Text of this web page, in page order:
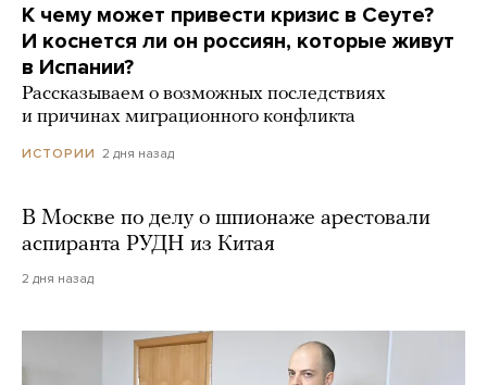
К чему может привести кризис в Сеуте?
И коснется ли он россиян, которые живут
в Испании?
Рассказываем о возможных последствиях
и причинах миграционного конфликта
ИСТОРИИ 2 дня назад
В Москве по делу о шпионаже арестовали
аспиранта РУДН из Китая
2 дня назад